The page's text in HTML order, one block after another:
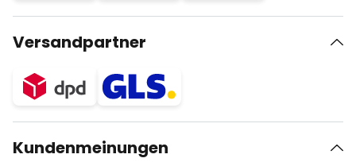
Versandpartner
Kundenmeinungen